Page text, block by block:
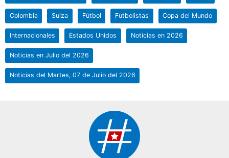
Colombia Suiza Fútbol Futbolistas Copa del Mundo
Internacionales Estados Unidos Noticias en 2026
Noticias en Julio del 2026
Noticias del Martes, 07 de Julio del 2026